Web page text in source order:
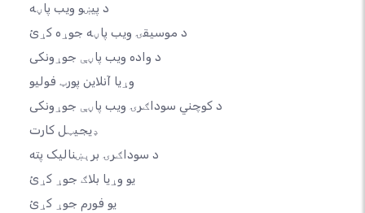
د پیښو ویب پاڼه
د موسیقۍ ویب پاڼه جوړه کړئ
د واده ویب پاڼې جوړونکی
وړیا آنلاین پورټ فولیو
د کوچني سوداګرۍ ویب پاڼې جوړونکی
ډیجیټل کارت
د سوداګرۍ برېښنالیک پته
یو وړیا بلاګ جوړ کړئ
یو فورم جوړ کړئ